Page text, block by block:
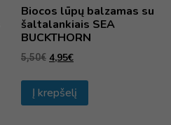
Biocos lūpų balzamas su
šaltalankiais SEA
BUCKTHORN
5,50€ 4,95€
Į krepšelį